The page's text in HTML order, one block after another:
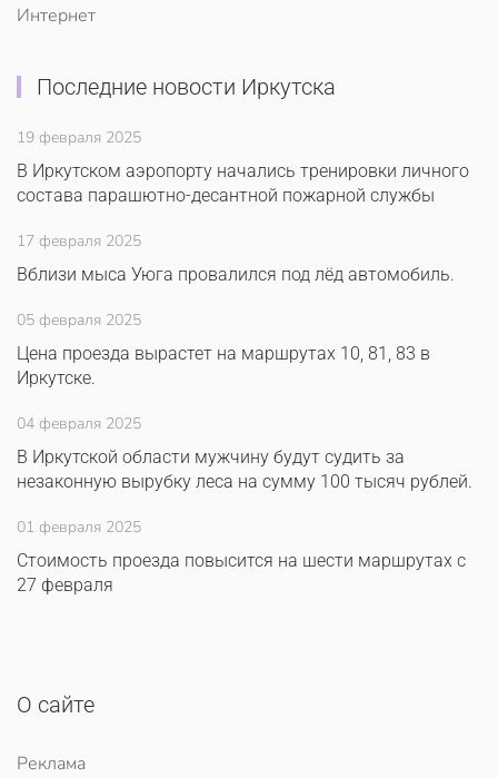
Интернет
Последние новости Иркутска
19 февраля 2025
В Иркутском аэропорту начались тренировки личного
состава парашютно-десантной пожарной службы
17 февраля 2025
Вблизи мыса Уюга провалился под лёд автомобиль.
05 февраля 2025
Цена проезда вырастет на маршрутах 10, 81, 83 в
Иркутске.
04 февраля 2025
В Иркутской области мужчину будут судить за
незаконную вырубку леса на сумму 100 тысяч рублей.
01 февраля 2025
Стоимость проезда повысится на шести маршрутах с
27 февраля
О сайте
Реклама